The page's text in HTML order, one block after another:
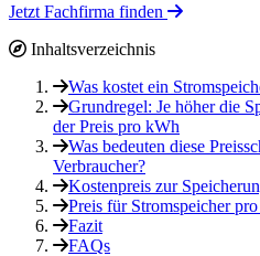
Jetzt Fachfirma finden
Inhaltsverzeichnis
Was kostet ein
Grundregel: Je höher die
der Preis pro kWh
Was bedeuten diese
Verbraucher?
Kostenpreis zur
Preis für Stromspeicher
Fazit
FAQs